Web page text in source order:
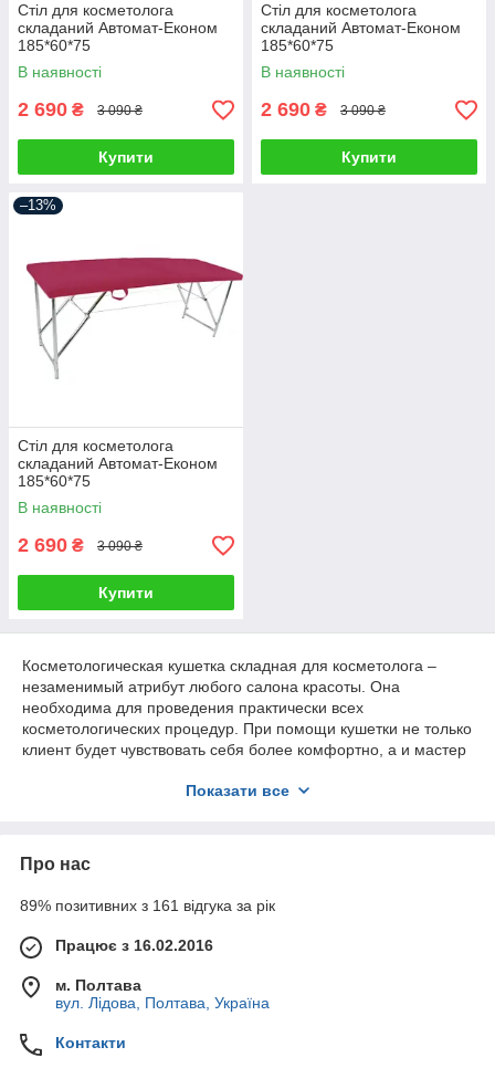
Стіл для косметолога
складаний Автомат-Економ
185*60*75
В наявності
2 690 ₴ 3 090 ₴
Купити
Стіл для косметолога
складаний Автомат-Економ
185*60*75
В наявності
2 690 ₴ 3 090 ₴
Купити
–13%
Стіл для косметолога
складаний Автомат-Економ
185*60*75
В наявності
2 690 ₴ 3 090 ₴
Купити
Косметологическая кушетка складная для косметолога –
незаменимый атрибут любого салона красоты. Она
необходима для проведения практически всех
косметологических процедур. При помощи кушетки не только
клиент будет чувствовать себя более комфортно, а и мастер
процедуру максимально быстро и качественно. Складная
Показати все
Про нас
89% позитивних з 161 відгука за рік
Працює з 16.02.2016
м. Полтава
вул. Лідова, Полтава, Україна
Контакти